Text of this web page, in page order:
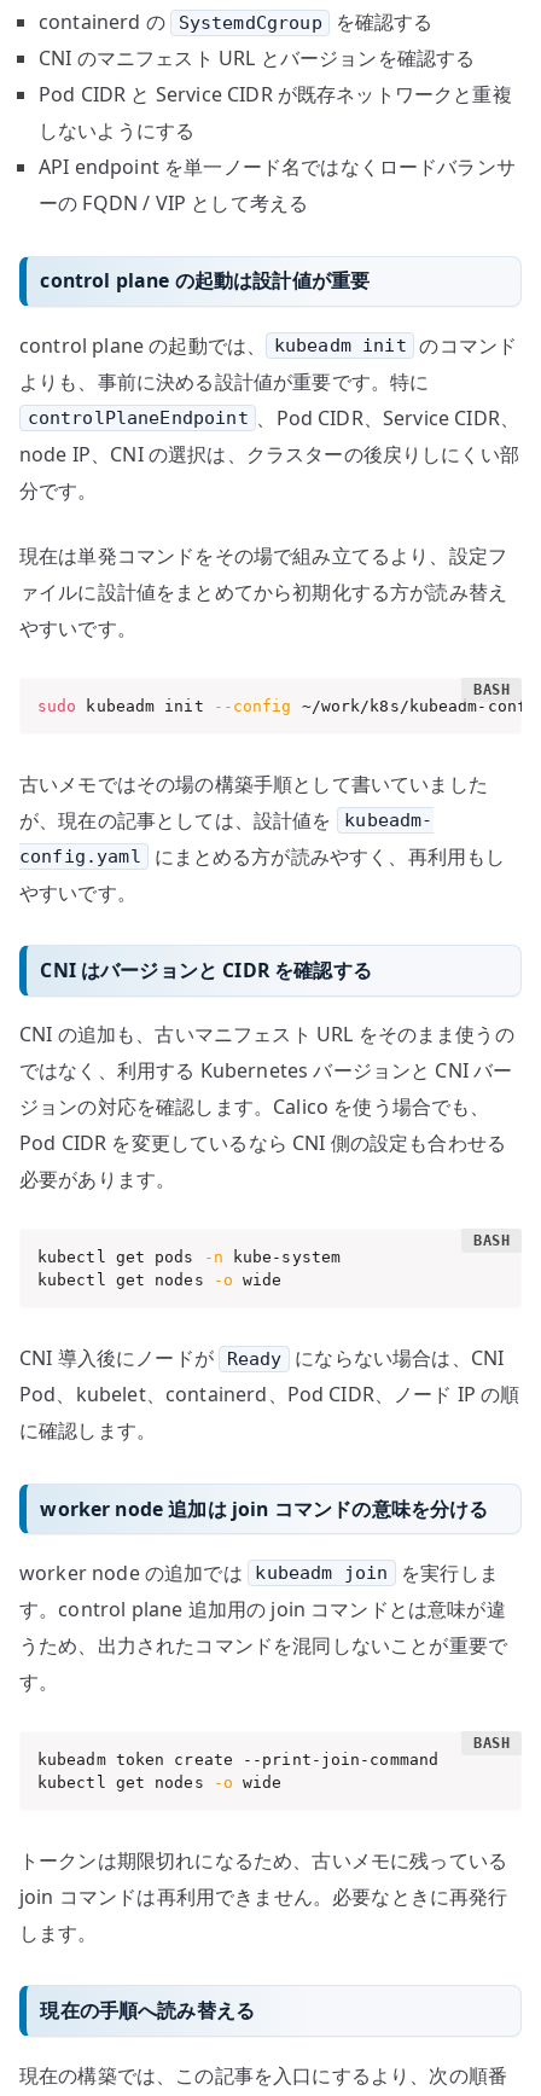
containerd の SystemdCgroup
を確認する
CNI のマニフェスト URL とバージョンを確認する
Pod CIDR と Service CIDR が既存ネットワークと重複
しないようにする
API endpoint を単一ノード名ではなくロードバランサ
ーの FQDN / VIP として考える
control plane の起動は設計値が重要
control plane の起動では、 kubeadm init
のコマンド
よりも、事前に決める設計値が重要です。特に
controlPlaneEndpoint 、Pod CIDR、Service CIDR、
node IP、CNI の選択は、クラスターの後戻りしにくい部
分です。
現在は単発コマンドをその場で組み立てるより、設定フ
ァイルに設計値をまとめてから初期化する方が読み替え
やすいです。
sudo kubeadm init --config ~/work/k8s/kubeadm-
古いメモではその場の構築手順として書いていました
が、現在の記事としては、設計値を
kubeadm-
config.yaml
にまとめる方が読みやすく、再利用もし
やすいです。
CNI はバージョンと CIDR を確認する
CNI の追加も、古いマニフェスト URL をそのまま使うの
ではなく、利用する Kubernetes バージョンと CNI バー
ジョンの対応を確認します。Calico を使う場合でも、
Pod CIDR を変更しているなら CNI 側の設定も合わせる
必要があります。
kubectl get pods -n kube-system
kubectl get nodes
-o wide
CNI 導入後にノードが Ready
にならない場合は、CNI
Pod、kubelet、containerd、Pod CIDR、ノード IP の順
に確認します。
worker node 追加は join コマンドの意味を分ける
worker node の追加では kubeadm join
を実行しま
す。control plane 追加用の join コマンドとは意味が違
うため、出力されたコマンドを混同しないことが重要で
す。
kubeadm token create --print-join-command
kubectl get nodes
-o wide
トークンは期限切れになるため、古いメモに残っている
join コマンドは再利用できません。必要なときに再発行
します。
現在の手順へ読み替える
現在の構築では、この記事を入口にするより、次の順番